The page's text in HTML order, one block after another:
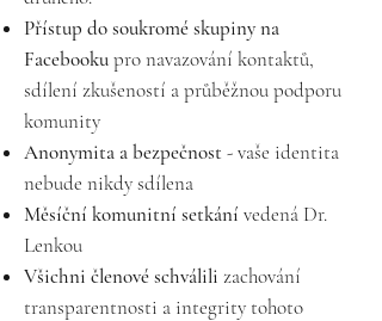
Přístup do soukromé skupiny na
Facebookupro navazování kontaktů,
sdílení zkušeností a průběžnou podporu
komunity
Anonymita a bezpečnost - vaše identita
nebude nikdy sdílena
Měsíční komunitní setkání vedená Dr.
Lenkou
Všichni členové schválili zachování
transparentnosti a integrity tohoto